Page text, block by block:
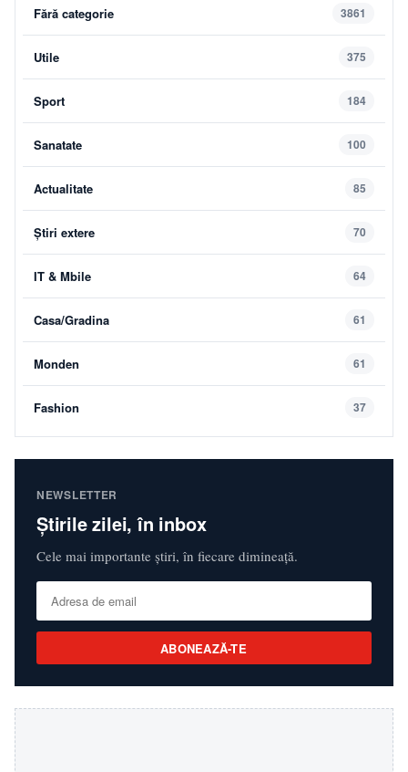
Fără categorie 3861
Utile 375
Sport 184
Sanatate 100
Actualitate 85
Știri extere 70
IT & Mbile 64
Casa/Gradina 61
Monden 61
Fashion 37
NEWSLETTER
Știrile zilei, în inbox
Cele mai importante știri, în fiecare dimineață.
ABONEAZĂ-TE